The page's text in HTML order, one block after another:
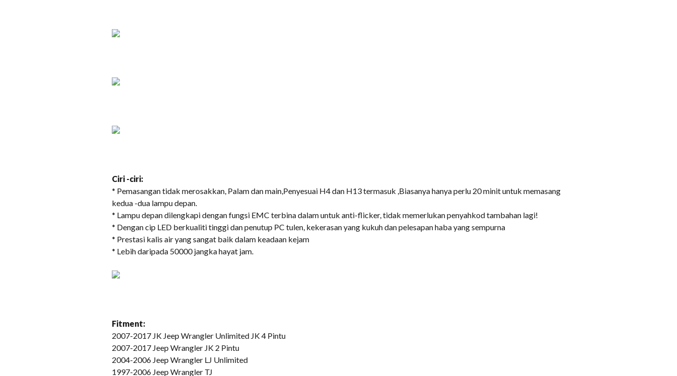
Ciri -ciri:
* Pemasangan tidak merosakkan, Palam dan main,Penyesuai H4 dan H13 termasuk ,Biasanya hanya perlu 20 minit untuk memasang
kedua -dua lampu depan.
* Lampu depan dilengkapi dengan fungsi EMC terbina dalam untuk anti-flicker, tidak memerlukan penyahkod tambahan lagi!
* Dengan cip LED berkualiti tinggi dan penutup PC tulen, kekerasan yang kukuh dan pelesapan haba yang sempurna
* Prestasi kalis air yang sangat baik dalam keadaan kejam
* Lebih daripada 50000 jangka hayat jam.
Fitment:
2007-2017 JK Jeep Wrangler Unlimited JK 4 Pintu
2007-2017 Jeep Wrangler JK 2 Pintu
2004-2006 Jeep Wrangler LJ Unlimited
1997-2006 Jeep Wrangler TJ